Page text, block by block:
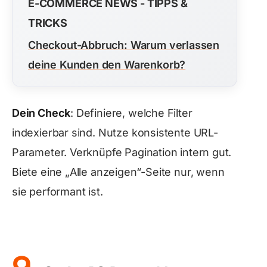
E-COMMERCE NEWS - TIPPS &
TRICKS
Checkout-Abbruch: Warum verlassen
deine Kunden den Warenkorb?
Dein Check: Definiere, welche Filter
indexierbar sind. Nutze konsistente URL-
Parameter. Verknüpfe Pagination intern gut.
Biete eine „Alle anzeigen“-Seite nur, wenn
sie performant ist.